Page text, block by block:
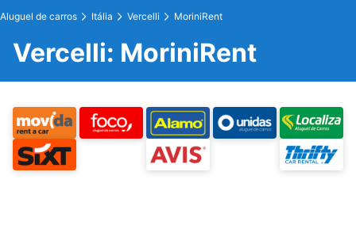
Aluguel de carros Itália Vercelli MoriniRent
Vercelli: MoriniRent